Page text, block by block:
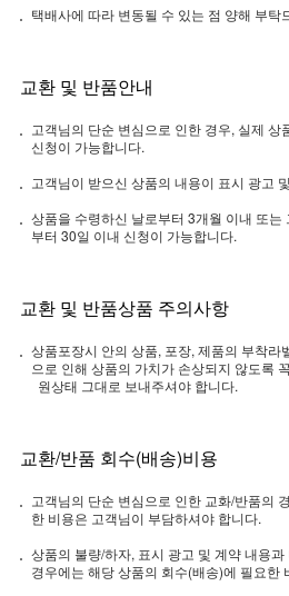
택배사에 따라 변동될 수 있는 점 양해 부탁
교환 및 반품안내
고객님의 단순 변심으로 인한 경우, 실제
신청이 가능합니다.
고객님이 받으신 상품의 내용이 표시 광고
상품을 수령하신 날로부터 3개월 이내 또는
부터 30일 이내 신청이 가능합니다.
교환 및 반품상품 주의사항
상품포장시 안의 상품, 포장, 제품의 부착라
으로 인해 상품의 가치가 손상되지 않도록
원상태 그대로 보내주셔야 합니다.
교환/반품 회수(배송)비용
고객님의 단순 변심으로 인한 교화/반품의
한 비용은 고객님이 부담하셔야 합니다.
상품의 불량/하자, 표시 광고 및 계약 내용
경우에는 해당 상품의 회수(배송)에 필요한